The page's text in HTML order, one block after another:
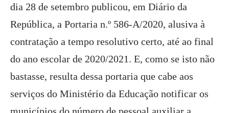
dia 28 de setembro publicou, em Diário da
República, a Portaria n.º 586-A/2020, alusiva à
contratação a tempo resolutivo certo, até ao final
do ano escolar de 2020/2021. E, como se isto não
bastasse, resulta dessa portaria que cabe aos
serviços do Ministério da Educação notificar os